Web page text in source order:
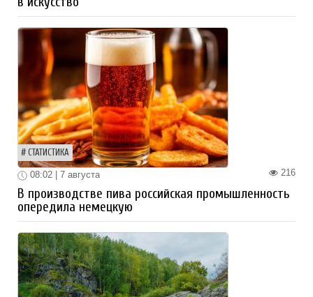
СТАТИСТИКА
216
08:02 | 7 августа
В производстве пива российская промышленность
опередила немецкую